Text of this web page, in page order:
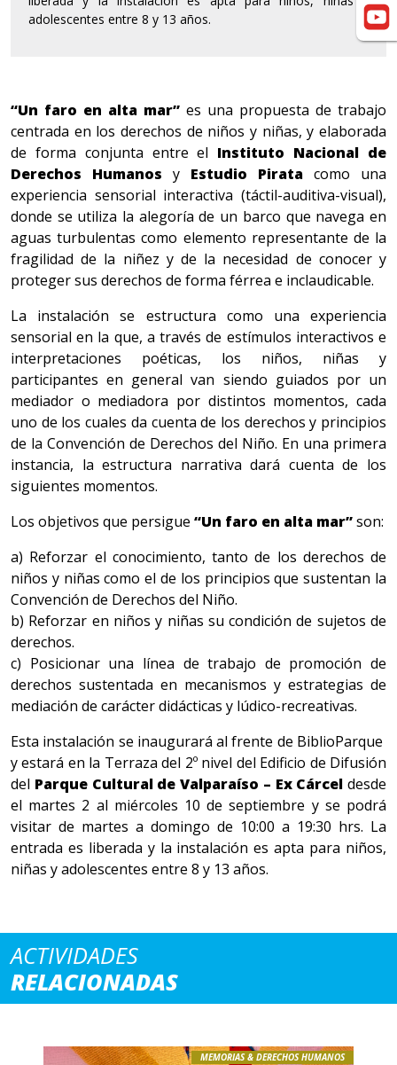
adolescentes entre 8 y 13 años.
“Un faro en alta mar” es una propuesta de trabajo
centrada en los derechos de niños y niñas, y elaborada
de forma conjunta entre el Instituto Nacional de
Derechos Humanos y Estudio Pirata como una
experiencia sensorial interactiva (táctil-auditiva-visual),
donde se utiliza la alegoría de un barco que navega en
aguas turbulentas como elemento representante de la
fragilidad de la niñez y de la necesidad de conocer y
proteger sus derechos de forma férrea e inclaudicable.
La instalación se estructura como una experiencia
sensorial en la que, a través de estímulos interactivos e
interpretaciones poéticas, los niños, niñas y
participantes en general van siendo guiados por un
mediador o mediadora por distintos momentos, cada
uno de los cuales da cuenta de los derechos y principios
de la Convención de Derechos del Niño. En una primera
instancia, la estructura narrativa dará cuenta de los
siguientes momentos.
Los objetivos que persigue “Un faro en alta mar”son:
a) Reforzar el conocimiento, tanto de los derechos de
niños y niñas como el de los principios que sustentan la
Convención de Derechos del Niño.
b) Reforzar en niños y niñas su condición de sujetos de
derechos.
c) Posicionar una línea de trabajo de promoción de
derechos sustentada en mecanismos y estrategias de
mediación de carácter didácticas y lúdico-recreativas.
Esta instalación se inaugurará al frente de BiblioParque
y estará en la Terraza del 2º nivel del Edificio de Difusión
del Parque Cultural de Valparaíso – Ex Cárcel desde
el martes 2 al miércoles 10 de septiembre y se podrá
visitar de martes a domingo de 10:00 a 19:30 hrs. La
entrada es liberada y la instalación es apta para niños,
niñas y adolescentes entre 8 y 13 años.
ACTIVIDADES
RELACIONADAS
MEMORIAS & DERECHOS HUMANOS